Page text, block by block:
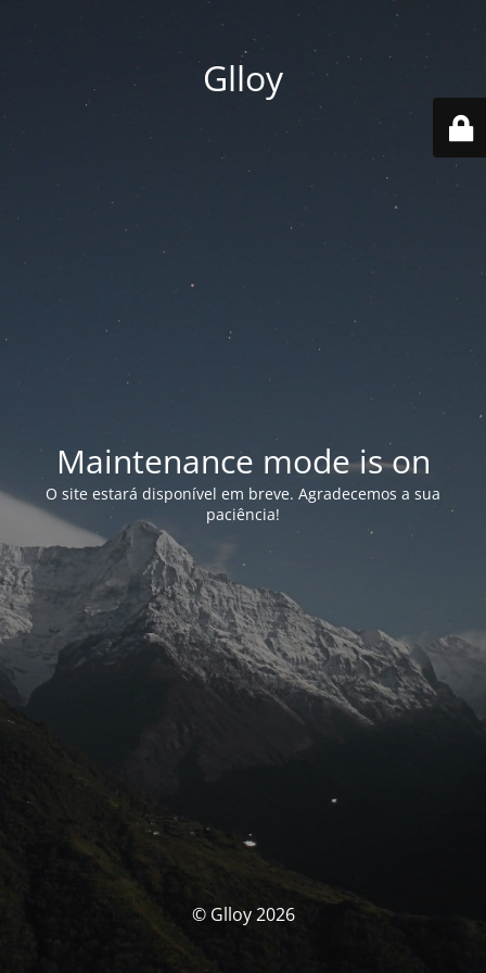
Glloy
Maintenance mode is on
O site estará disponível em breve. Agradecemos a sua
paciência!
© Glloy 2026